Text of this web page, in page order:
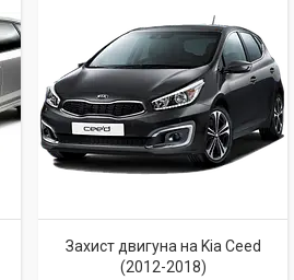
Захист двигуна на Kia Ceed
(2012-2018)